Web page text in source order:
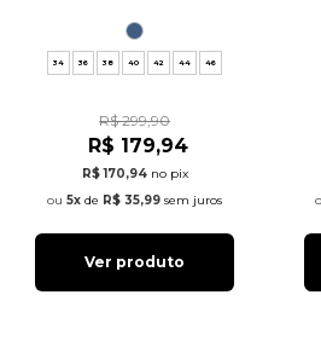
34 36 38 40 42 44 46
R$ 299,90
R$ 179,94
R$ 170,94 no pix
5x de R$ 35,99 sem juros
Ver produto